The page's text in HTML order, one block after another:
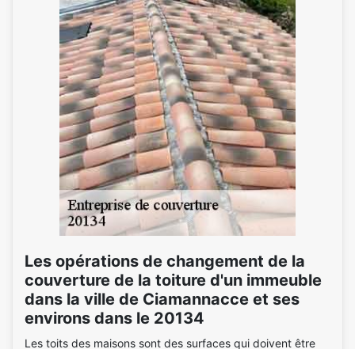
Les opérations de changement de la
couverture de la toiture d'un immeuble
dans la ville de Ciamannacce et ses
environs dans le 20134
Les toits des maisons sont des surfaces qui doivent être